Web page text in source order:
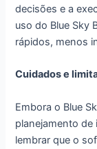
decisões e a
uso do Blue Sky
rápidos, menos
Cuidados e
Embora o Blue
planejamento
lembrar que o